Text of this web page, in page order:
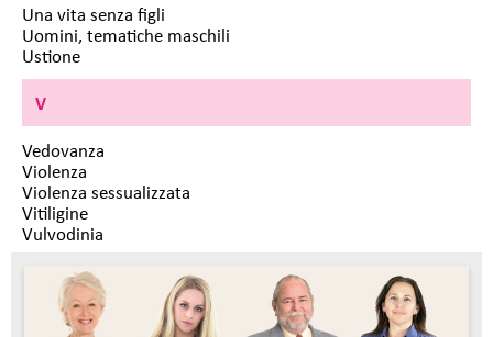
Una vita senza figli
Uomini, tematiche maschili
Ustione
V
Vedovanza
Violenza
Violenza sessualizzata
Vitiligine
Vulvodinia